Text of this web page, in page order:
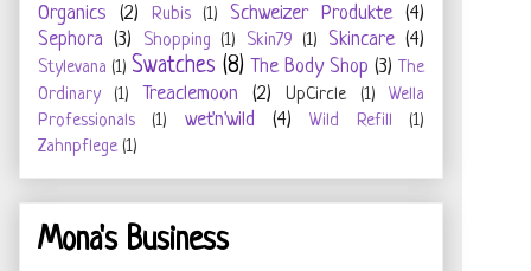
Organics
(2) Rubis (1) Schweizer Produkte (4)
Sephora (3) Shopping (1) Skin79 (1) Skincare (4)
Stylevana (1) Swatches (8) The Body Shop (3) The
Ordinary
(1) Treaclemoon (2) UpCircle (1)
Wella
Professionals
(1) wet'n'wild (4) Wild Refill
(1)
Zahnpflege (1)
Mona's Business